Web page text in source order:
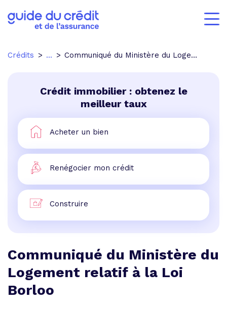
Crédits ... Communiqué du Ministère du Logement relatif à la Loi Borloo
Crédit immobilier : obtenez le
meilleur taux
Acheter un bien
Renégocier mon crédit
Construire
Communiqué du Ministère du
Logement relatif à la Loi
Borloo